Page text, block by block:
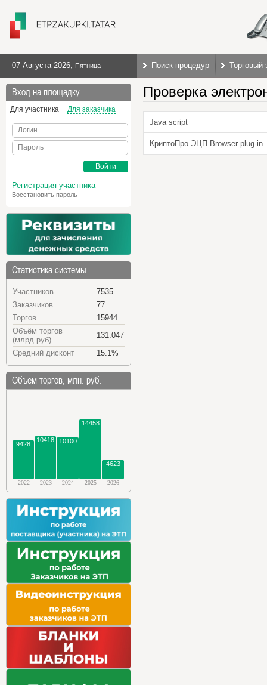
07 Августа 2026, Пятница Поиск процедур Торговый
Вход на площадку
Для участника Для заказчика
Логин
Пароль
Войти
Регистрация участника
Восстановить пароль
Статистика системы
Участников
7535
Заказчиков
77
Торгов
15944
Объём торгов
(млрд.руб)
131.047
Средний дисконт
15.1%
Объем торгов, млн. руб.
9428
10418 10100
14458
4623
2022 2023 2024 2025 2026
Проверка
Java script
КриптоПро ЭЦП Browser plug-in